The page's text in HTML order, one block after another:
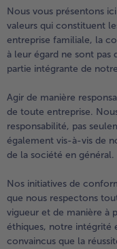
TousHigh
Nous vous présentons
valeurs qui constituent
entreprise familiale, la
à leur égard ne sont pas
partie intégrante de
Agir de manière
de toute entreprise.
responsabilité, pas
également vis-à-vis de
de la société en général.
Nos initiatives de
que nous respectons
vigueur et de manière à
éthiques, notre intégrité
convaincus que la